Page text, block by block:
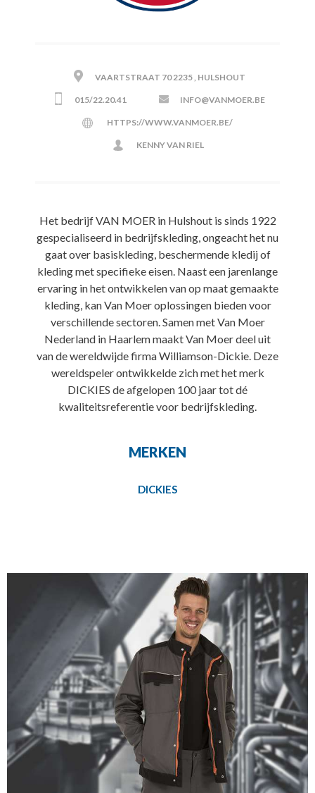
VAARTSTRAAT 70 2235 , HULSHOUT
015/22.20.41 INFO@VANMOER.BE
HTTPS://WWW.VANMOER.BE/
KENNY VAN RIEL
Het bedrijf VAN MOER in Hulshout is sinds 1922
gespecialiseerd in bedrijfskleding, ongeacht het nu
gaat over basiskleding, beschermende kledij of
kleding met specifieke eisen. Naast een jarenlange
ervaring in het ontwikkelen van op maat gemaakte
kleding, kan Van Moer oplossingen bieden voor
verschillende sectoren. Samen met Van Moer
Nederland in Haarlem maakt Van Moer deel uit
van de wereldwijde firma Williamson-Dickie. Deze
wereldspeler ontwikkelde zich met het merk
DICKIES de afgelopen 100 jaar tot dé
kwaliteitsreferentie voor bedrijfskleding.
MERKEN
DICKIES